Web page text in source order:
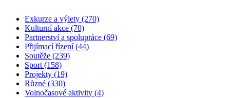
Exkurze a výlety (270)
Kulturní akce (70)
Partnerství a spolupráce (69)
Přijímací řízení (44)
Soutěže (239)
Sport (158)
Projekty (19)
Různé (330)
Volnočasové aktivity (4)